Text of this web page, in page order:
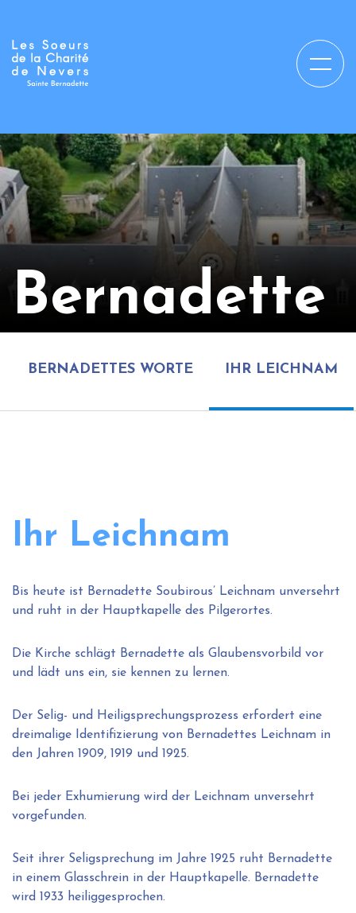
Bernadette
BERNADETTES WORTE IHR LEICHNAM
Ihr Leichnam
Bis heute ist Bernadette Soubirous’ Leichnam unversehrt
und ruht in der Hauptkapelle des Pilgerortes.
Die Kirche schlägt Bernadette als Glaubensvorbild vor
und lädt uns ein, sie kennen zu lernen.
Der Selig- und Heiligsprechungsprozess erfordert eine
dreimalige Identifizierung von Bernadettes Leichnam in
den Jahren 1909, 1919 und 1925.
Bei jeder Exhumierung wird der Leichnam unversehrt
vorgefunden.
Seit ihrer Seligsprechung im Jahre 1925 ruht Bernadette
in einem Glasschrein in der Hauptkapelle. Bernadette
wird 1933 heiliggesprochen.